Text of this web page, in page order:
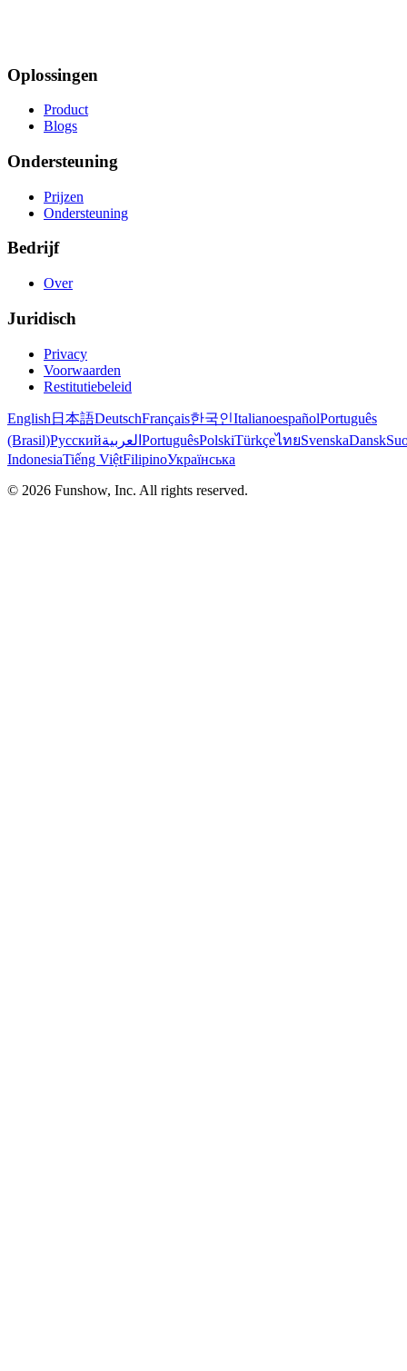
Oplossingen
Product
Blogs
Ondersteuning
Prijzen
Ondersteuning
Bedrijf
Over
Juridisch
Privacy
Voorwaarden
Restitutiebeleid
English 日本語DeutschFrançais한국인ItalianoespañolPortuguês
(Brasil)Русскийالعربية PortuguêsPolskiTürkçeไทยSvenskaDansk
IndonesiaTiếng ViệtFilipinoУкраїнська
© 2026 Funshow, Inc. All rights reserved.